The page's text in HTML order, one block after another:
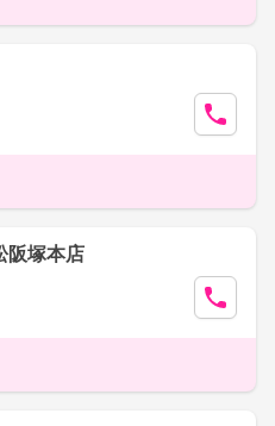
阪塚本店